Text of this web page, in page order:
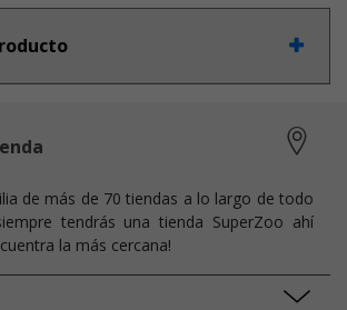
de más de 70 tiendas a lo largo de todo
tendrás una tienda SuperZoo ahí
la más cercana!